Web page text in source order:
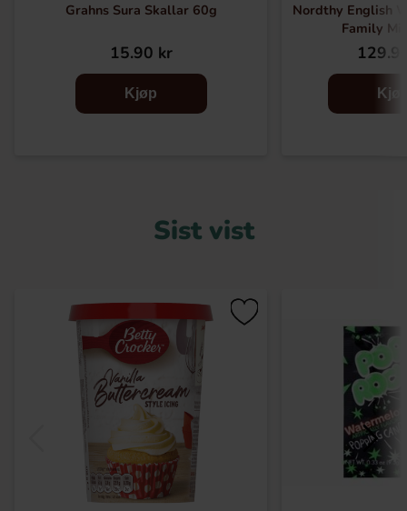
Grahns Sura Skallar 60g
15.90 kr
Kjøp
Nordthy English
Family
Sist vist